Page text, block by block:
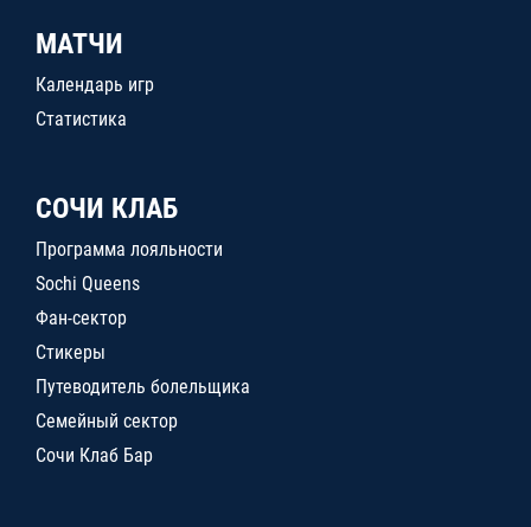
МАТЧИ
Календарь игр
Статистика
СОЧИ КЛАБ
Программа лояльности
Sochi Queens
Фан-сектор
Стикеры
Путеводитель болельщика
Семейный сектор
Сочи Клаб Бар